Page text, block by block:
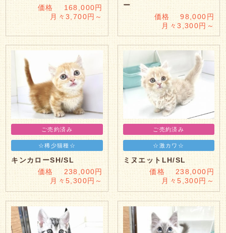
価格 168,000円
月々3,700円～
ー
価格 98,000円
月々3,300円～
ご売約済み
☆稀少猫種☆
キンカローSH/SL
価格 238,000円
月々5,300円～
ご売約済み
☆激カワ☆
ミヌエットLH/SL
価格 238,000円
月々5,300円～